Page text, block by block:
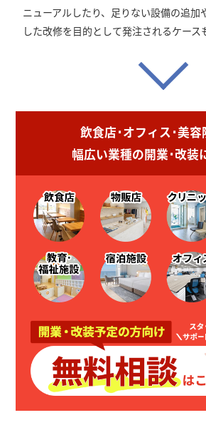
ニューアルしたり、足りない設備の追加
した改修を目的として発注されるケース
飲食店･オフィス･美容
幅広い業種の開業･改装